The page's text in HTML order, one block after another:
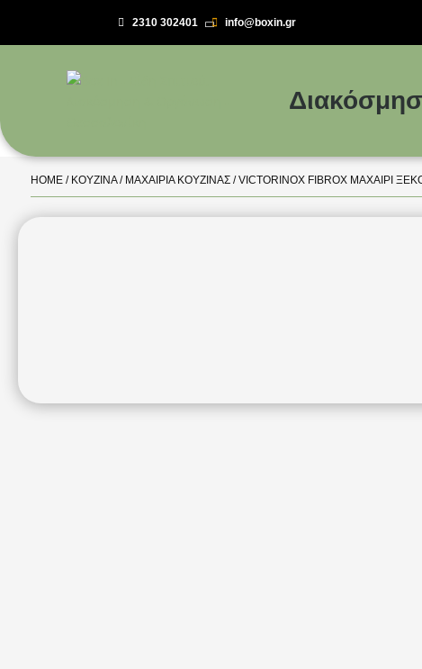
2310 302401  info@boxin.gr
HOME/ ΚΟΥΖΊΝΑ/ ΜΑΧΑΊΡΙΑ ΚΟΥΖΊΝΑΣ/ VICTORINOX FIBROX ΜΑΧΑΙΡΙ